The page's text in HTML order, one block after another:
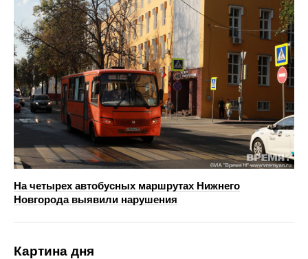
На четырех автобусных маршрутах Нижнего
Новгорода выявили нарушения
Картина дня